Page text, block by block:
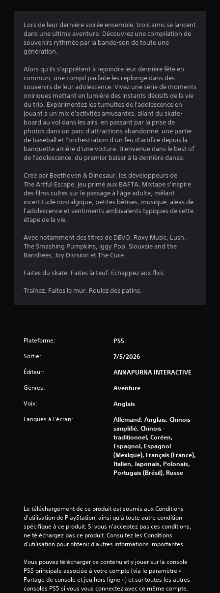
6
1
é
o
i
e
4
2
a
v
s
)
Lors de leur dernière soirée ensemble, trois amis se lancent
dans une ultime aventure. Découvrez une compilation de
souvenirs rythmée par la bande-son de toute une
génération.
Alors qu'ils s'apprêtent à rejoindre leur dernière fête en
commun, une compil parfaite les replonge dans des
souvenirs de leur adolescence. Vivez une série de moments
oniriques mettant en lumière des instants décisifs de la vie
du trio. Expérimentez les tumultes de l'adolescence en
jouant à un mix d'activités amusantes, allant du skate-
board au vol dans les airs, en passant par la prise de
photos dans un parc d'attractions abandonné, une partie
de baseball et l'orchestration d'un feu d'artifice depuis la
banquette arrière d'une voiture. Bienvenue dans le best of
de l'adolescence, du premier baiser à la dernière danse.
Créé par Beethoven & Dinosaur, les développeurs de
The Artful Escape, jeu primé aux BAFTA, Mixtape s'inspire
des films cultes sur le passage à l'âge adulte, mêlant
incertitude nostalgique, petites bêtises, musique, aléas de
l'adolescence et sentiments ambivalents typiques de cette
étape de la vie.
Avec notamment des titres de DEVO, Roxy Music, Lush,
The Smashing Pumpkins, Iggy Pop, Siouxsie and the
Banshees, Joy Division et The Cure.
Faites du skate. Faites la teuf. Échappez aux flics.
Traînez. Faites le mur. Roulez des patins.
Plateforme: PS5
Sortie: 7/5/2026
Éditeur: ANNAPURNA INTERACTIVE
Genres: Aventure
Voix: Anglais
Langues à l'écran:
Allemand, Anglais, Chinois -
simplifié, Chinois -
traditionnel, Coréen,
Espagnol, Espagnol
(Mexique), Français (France),
Italien, Japonais, Polonais,
Portugais (Brésil), Russe
Le téléchargement de ce produit est soumis aux Conditions
d'utilisation de PlayStation, ainsi qu'à toute autre condition
spécifique à ce produit. Si vous n'acceptez pas ces conditions,
ne téléchargez pas ce produit. Consultez les Conditions
d'utilisation pour obtenir d'autres informations importantes.
Vous pouvez télécharger ce contenu et y jouer sur la console
PS5 principale associée à votre compte (via le paramètre «
Partage de console et jeu hors ligne ») et sur toutes les autres
consoles PS5 si vous vous connectez avec ce même compte.